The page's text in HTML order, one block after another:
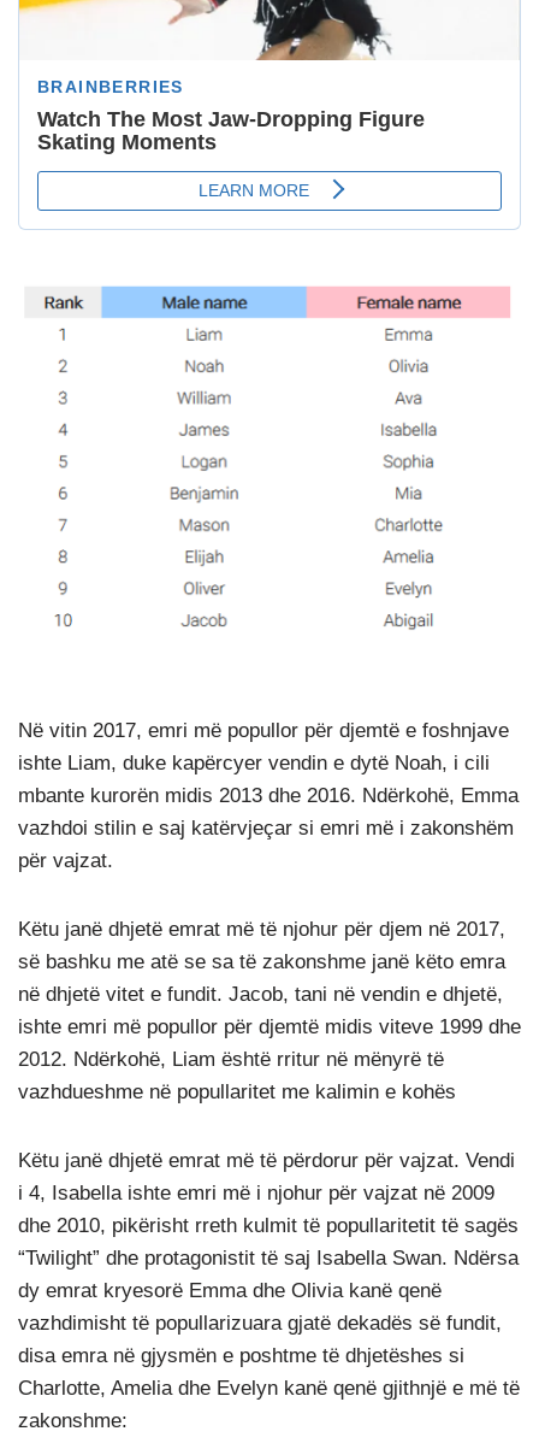
Në vitin 2017, emri më popullor për djemtë e foshnjave
ishte Liam, duke kapërcyer vendin e dytë Noah, i cili
mbante kurorën midis 2013 dhe 2016. Ndërkohë, Emma
vazhdoi stilin e saj katërvjeçar si emri më i zakonshëm
për vajzat.
Këtu janë dhjetë emrat më të njohur për djem në 2017,
së bashku me atë se sa të zakonshme janë këto emra
në dhjetë vitet e fundit. Jacob, tani në vendin e dhjetë,
ishte emri më popullor për djemtë midis viteve 1999 dhe
2012. Ndërkohë, Liam është rritur në mënyrë të
vazhdueshme në popullaritet me kalimin e kohës
Këtu janë dhjetë emrat më të përdorur për vajzat. Vendi
i 4, Isabella ishte emri më i njohur për vajzat në 2009
dhe 2010, pikërisht rreth kulmit të popullaritetit të sagës
“Twilight” dhe protagonistit të saj Isabella Swan. Ndërsa
dy emrat kryesorë Emma dhe Olivia kanë qenë
vazhdimisht të popullarizuara gjatë dekadës së fundit,
disa emra në gjysmën e poshtme të dhjetëshes si
Charlotte, Amelia dhe Evelyn kanë qenë gjithnjë e më të
zakonshme: